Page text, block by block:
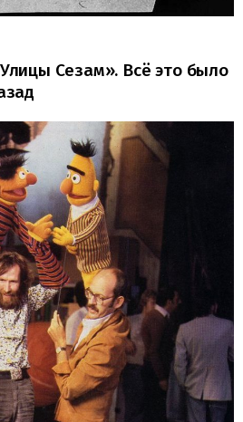
Сезам». Всё это было